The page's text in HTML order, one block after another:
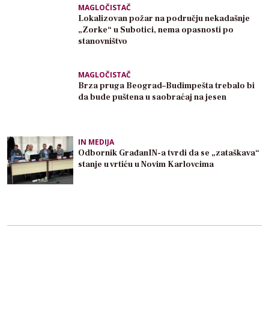
MAGLOČISTAČ
Lokalizovan požar na području nekadašnje
„Zorke“ u Subotici, nema opasnosti po
stanovništvo
MAGLOČISTAČ
Brza pruga Beograd–Budimpešta trebalo bi
da bude puštena u saobraćaj na jesen
IN MEDIJA
Odbornik GrađanIN-a tvrdi da se „zataškava“
stanje u vrtiću u Novim Karlovcima